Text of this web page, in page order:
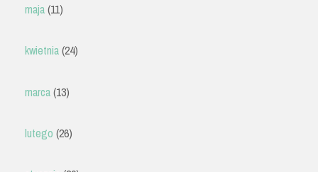
maja(11)
kwietnia(24)
marca(13)
lutego (26)